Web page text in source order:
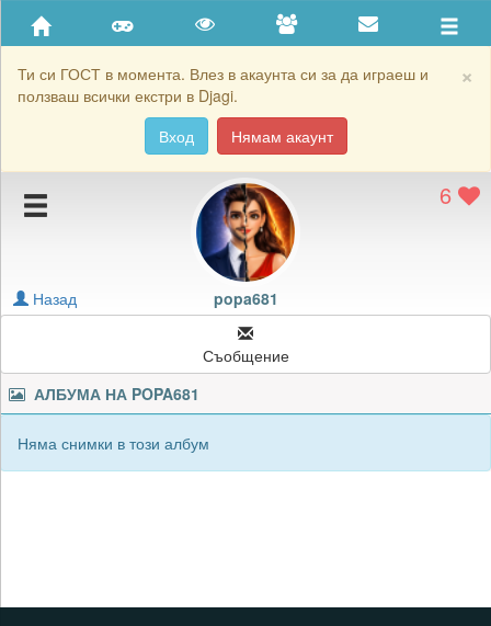
×
Ти си ГОСТ в момента. Влез в акаунта си за да играеш и
ползваш всички екстри в Djagi.
Вход
Нямам акаунт
Приятели
Хронология на игри
Подаръците на popa681
Картичките на popa681
Блокирай popa681
6
popa681
Назад
Съобщение
АЛБУМА НА POPA681
Няма снимки в този албум